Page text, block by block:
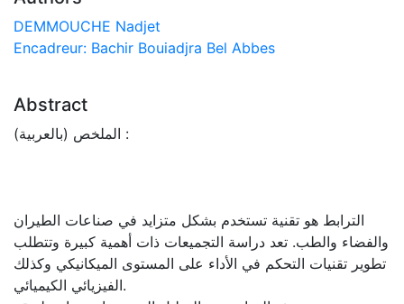
DEMMOUCHE Nadjet
Encadreur: Bachir Bouiadjra Bel Abbes
Abstract
الملخص (بالعربية) :
الترابط هو تقنية تستخدم بشكل متزايد في صناعات الطيران
والفضاء والطب. تعد دراسة التجميعات ذات أهمية كبيرة وتتطلب
تطوير تقنيات التحكم في الأداء على المستوى الميكانيكي وكذلك
الفيزيائي الكيميائي.